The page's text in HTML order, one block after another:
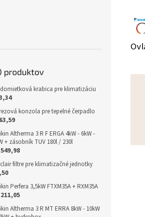
produktov
krabica pre klimatizáciu
konzola pre tepelné čerpadlo
Altherma 3 R F ERGA 4kW - 6kW -
+ zásobník TUV 180l / 230l
filtre pre klimatizačné jednotky
Perfera 3,5kW FTXM35A + RXM35A
Altherma 3 R MT ERRA 8kW - 10kW